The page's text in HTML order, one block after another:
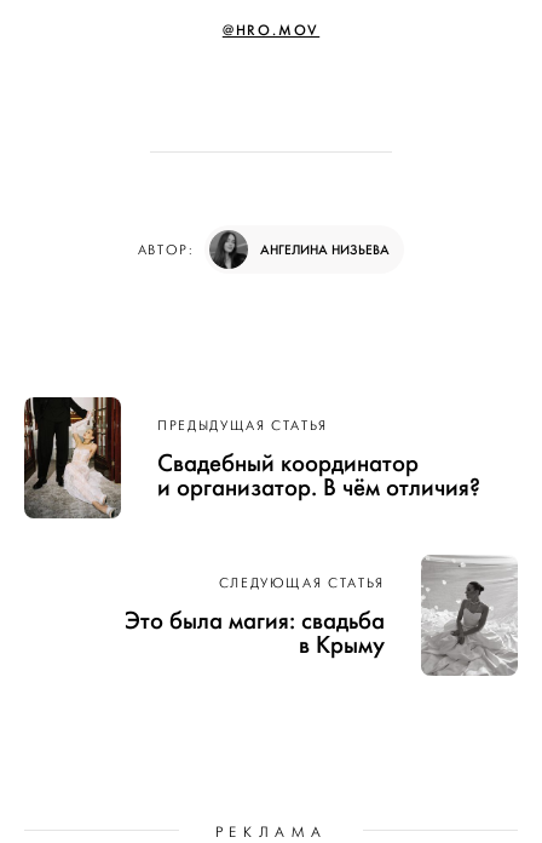
@HRO.MOV
АВТОР: АНГЕЛИНА НИЗЬЕВА
Навигация
по записям
ПРЕДЫДУЩАЯ СТАТЬЯ
Свадебный координатор
и организатор. В чём отличия?
СЛЕДУЮЩАЯ СТАТЬЯ
Это была магия: свадьба
в Крыму
РЕКЛАМА